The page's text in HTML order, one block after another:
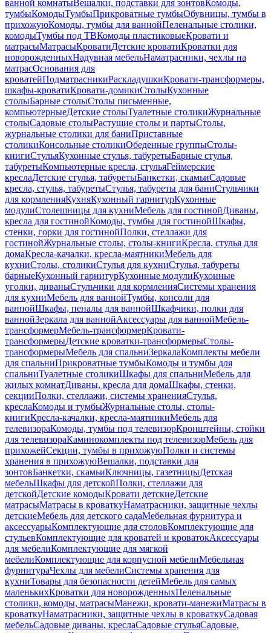
ванной комнатыВешалки, подставки для зонтовКомоды,
тумбыКомодыТумбыПрикроватные тумбыОбувницы, тумбы в
прихожуюКомоды, тумбы для ваннойПеленальные столики,
комодыТумбы под ТВКомоды пластиковыеКровати и
матрасыМатрасыКроватиДетские кроватиКроватки для
новорожденныхНадувная мебельНаматрасники, чехлы на
матрасОснования для
кроватейПодматрасникиРаскладушкиКровати-трансформеры,
шкафы-кроватиКровати-домикиСтолыКухонные
столыБарные столыСтолы письменные,
компьютерныеДетские столыТуалетные столикиЖурнальные
столыСадовые столыРастущие столы и партыСтолы,
журнальные столики для баниПриставные
столикиКонсольные столикиОбеденные группыСтолы-
книгиСтульяКухонные стулья, табуретыБарные стулья,
табуретыКомпьютерные кресла, стульяГеймерские
креслаДетские стулья, табуретыБанкетки, скамьиСадовые
кресла, стулья, табуретыСтулья, табуреты для баниСтульчики
для кормленияКухняКухонный гарнитурКухонные
модулиСтолешницы для кухниМебель для гостинойДиваны,
кресла для гостинойКомоды, тумбы для гостинойШкафы,
стенки, горки для гостинойПолки, стеллажи для
гостинойЖурнальные столы, столы-книгиКресла, стулья для
домаКресла-качалки, кресла-маятникиМебель для
кухниСтолы, столикиСтулья для кухниСтулья, табуреты
барныеКухонный гарнитурКухонные модулиКухонные
уголки, диваныСтульчики для кормленияСистемы хранения
для кухниМебель для ваннойТумбы, консоли для
ваннойШкафы, пеналы для ваннойШкафчики, полки для
ваннойЗеркала для ваннойАксессуары для ваннойМебель-
трансформерМебель-трансформерКровати-
трансформерыДетские кроватки-трансформерыСтолы-
трансформерыМебель для спальниЗеркалаКомплекты мебели
для спальниПрикроватные тумбыКомоды и тумбы для
спальниТуалетные столикиШкафы для спальниМебель для
жилых комнатДиваны, кресла для домаШкафы, стенки,
секцииПолки, стеллажи, системы храненияСтулья,
креслаКомоды и тумбыЖурнальные столы, столы-
книгиКресла-качалки, кресла-маятникиМебель для
телевизораКомоды, тумбы под телевизорКронштейны, стойки
для телевизораКаминокомплекты под телевизорМебель для
прихожейСекции, тумбы в прихожуюПолки и системы
хранения в прихожуюВешалки, подставки для
зонтовБанкетки, скамьиКлючницы, газетницыДетская
мебельШкафы для детскойПолки, стеллажи для
детскойДетские комодыКровати детскиеДетские
матрасыМатрасы в кроваткуНаматрасники, защитные чехлы
детскиеМебель для детского садаМебельная фурнитура и
аксессуарыКомплектующие для столовКомплектующие для
стульевКомплектующие для кроватей и кроватокАксессуары
для мебелиКомплектующие для мягкой
мебелиКомплектующие для корпусной мебелиМебельная
фурнитураЧехлы для мебелиСистемы хранения для
кухниТовары для безопасности детейМебель для самых
маленькихКроватки для новорожденныхПеленальные
столики, комоды, матрасыМанежи, кровати-манежиМатрасы в
кроваткуНаматрасники, защитные чехлы в кроваткуСадовая
мебельСадовые диваны, креслаСадовые стульяСадовые,